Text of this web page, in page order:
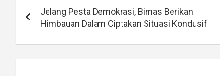
pos
Jelang Pesta Demokrasi, Bimas Berikan
Himbauan Dalam Ciptakan Situasi Kondusif